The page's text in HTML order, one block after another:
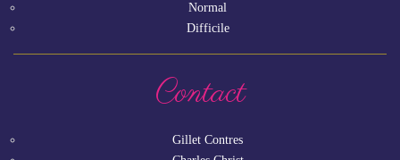
Normal
Difficile
Contact
Gillet Contres